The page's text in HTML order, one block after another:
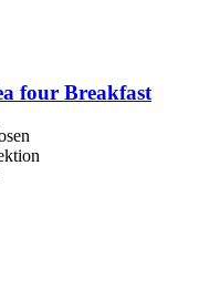
four Breakfast